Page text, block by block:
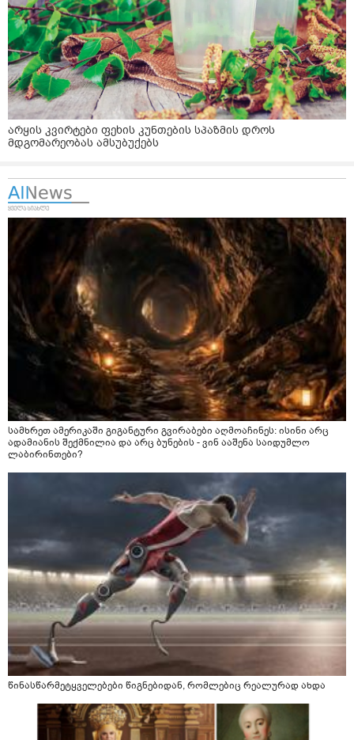
არყის კვირტები ფეხის კუნთების სპაზმის დროს
მდგომარეობას ამსუბუქებს
სამხრეთ ამერიკაში გიგანტური გვირაბები აღმოაჩინეს: ისინი არც
ადამიანის შექმნილია და არც ბუნების - ვინ ააშენა საიდუმლო
ლაბირინთები?
წინასწარმეტყველებები წიგნებიდან, რომლებიც რეალურად ახდა